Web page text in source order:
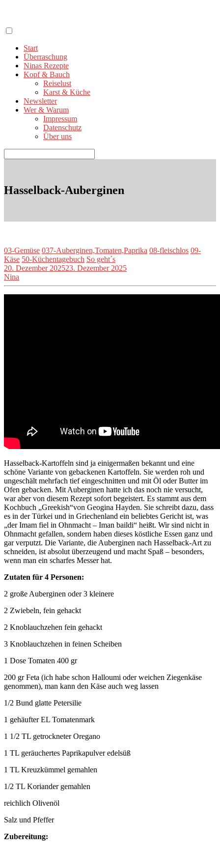
springen
Start
Überraschung
Ninas Rezepte
Kopf & Bauch
Reiselust
Karst & Küche
Newsletter
Wer & Warum
Impressum
Datenschutz
Über uns
nach:
Hasselback-Auberginen
03-Gemüse 037-Auberginen,Tomaten,Paprika 08-fleischlos 09-
Käse 50-Küchentagebuch So geht´s
20. Dezember 202523. Dezember 2025
Nina
Hasselback-Kartoffeln sind ja einigermaßen bekannt und eine
schöne Variante von gebackenen Kartoffeln. Sie werden roh und
ungeschält mehrfach tief eingeschnitten und mit Öl oder Butter im
Ofen gebacken. Mit Auberginen hatte ich das noch nie versucht,
war aber von diesem Rezept sofort begeistert. Es stammt aus dem
Kochbuch „Greekish“von Geogina Hayden. Sie schreibt dazu, dass
es in der Türkei und in Griechenland ein beliebtes Gericht ist, was
„der Imam fiel in Ohnmacht – Iman baildi“ heißt. Wir sind nicht in
Ohnmacht gefallen, sondern haben dieses köstliche Essen ganz und
gar verputzt. Die Variante, die Auberginen nach Hasselback-Art zu
schneiden, ist absolut überzeugend und macht Spaß – besonders,
wenn man ein scharfes Messer hat.
Zutaten für 4 Personen:
2 große Auberginen oder 3 kleinere
2 Zwiebeln, fein gehackt
2 Knoblauchzehen fein gehackt
3 Knoblauchzehen in feinen Scheiben
1 Dose Tomaten 400 gr
200 gr Feta (ich habe schon Halloumi oder weichen Ziegenkäse
genommen), man kann den Käse auch weg lassen
1/2 Bund glatte Petersilie
1 gehäufter EL Tomatenmark
1 1/2 TL getrockneter Oregano
1 TL geräuchertes Paprikapulver edelsüß
1 TL Kreuzkümmel gemahlen
1/2 TL Koriander gemahlen
reichlich Olivenöl
Salz und Pfeffer
Zubereitung: